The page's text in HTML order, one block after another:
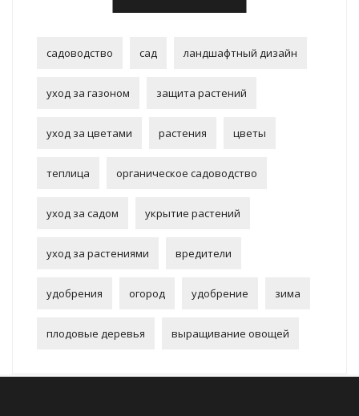
садоводство сад ландшафтный дизайн
уход за газоном защита растений
уход за цветами растения цветы
теплица органическое садоводство
уход за садом укрытие растений
уход за растениями вредители
удобрения огород удобрение зима
плодовые деревья выращивание овощей